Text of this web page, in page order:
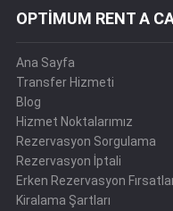
OPTİMUM RENT A
Ana Sayfa
Transfer Hizmeti
Blog
Hizmet Noktalarımız
Rezervasyon Sorgulama
Rezervasyon İptali
Erken Rezervasyon
Kiralama Şartları